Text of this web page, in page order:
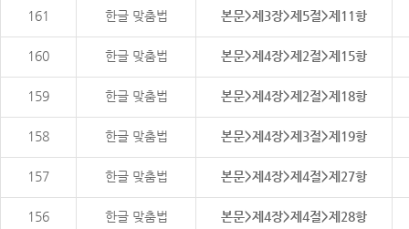
161 한글 맞춤법 본문>제3장>제5절>제11항
160 한글 맞춤법 본문>제4장>제2절>제15항
159 한글 맞춤법 본문>제4장>제2절>제18항
158 한글 맞춤법 본문>제4장>제3절>제19항
157 한글 맞춤법 본문>제4장>제4절>제27항
156 한글 맞춤법 본문>제4장>제4절>제28항